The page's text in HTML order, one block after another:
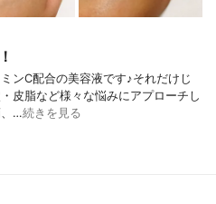
ンC配合の美容液です♪それだけじ
皮脂など様々な悩みにアプローチし
、…続きを見る